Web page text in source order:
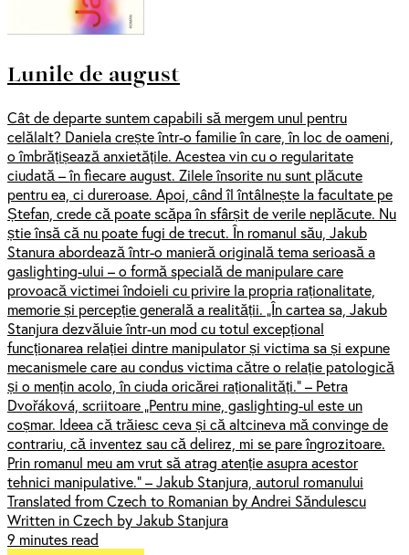
Lunile de august
Cât de departe suntem capabili să mergem unul pentru
celălalt? Daniela crește într-o familie în care, în loc de oameni,
o îmbrățișează anxietățile. Acestea vin cu o regularitate
ciudată – în fiecare august. Zilele însorite nu sunt plăcute
pentru ea, ci dureroase. Apoi, când îl întâlnește la facultate pe
Ștefan, crede că poate scăpa în sfârșit de verile neplăcute. Nu
știe însă că nu poate fugi de trecut. În romanul său, Jakub
Stanura abordează într-o manieră originală tema serioasă a
gaslighting-ului – o formă specială de manipulare care
provoacă victimei îndoieli cu privire la propria raționalitate,
memorie și percepție generală a realității. „În cartea sa, Jakub
Stanjura dezvăluie într-un mod cu totul excepțional
funcționarea relației dintre manipulator și victima sa și expune
mecanismele care au condus victima către o relație patologică
și o mențin acolo, în ciuda oricărei raționalități.” – Petra
Dvořáková, scriitoare „Pentru mine, gaslighting-ul este un
coșmar. Ideea că trăiesc ceva și că altcineva mă convinge de
contrariu, că inventez sau că delirez, mi se pare îngrozitoare.
Prin romanul meu am vrut să atrag atenție asupra acestor
tehnici manipulative.” – Jakub Stanjura, autorul romanului
Translated from Czech to Romanian by Andrei Săndulescu
Written in Czech by Jakub Stanjura
9 minutes read